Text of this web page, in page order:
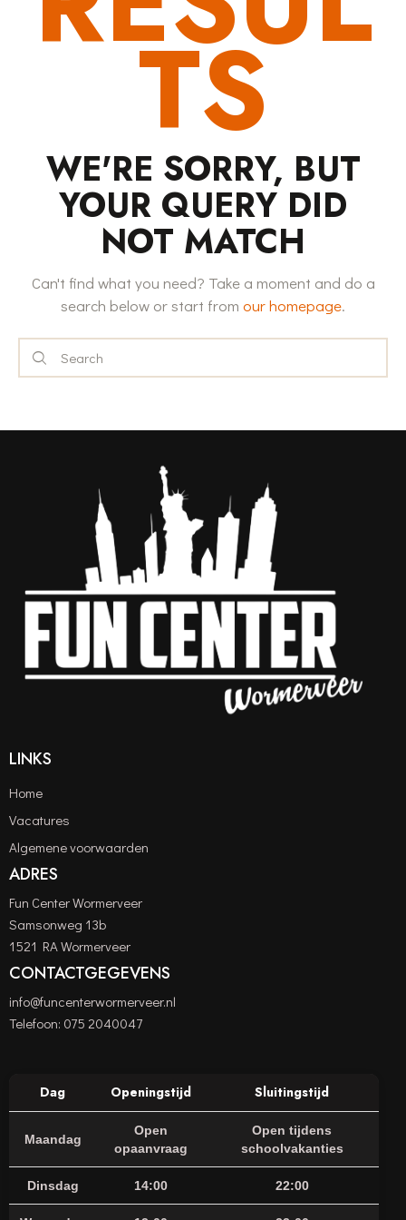
TS
WE'RE SORRY, BUT
YOUR QUERY DID
NOT MATCH
Can't find what you need? Take a moment and do a
search below or start from our homepage.
LINKS
Home
Vacatures
Algemene voorwaarden
ADRES
Fun Center Wormerveer
Samsonweg 13b
1521 RA Wormerveer
CONTACTGEGEVENS
info@funcenterwormerveer.nl
Telefoon: 075 2040047
Dag Openingstijd Sluitingstijd
Maandag
Open
opaanvraag
Open tijdens
schoolvakanties
Dinsdag 14:00 22:00